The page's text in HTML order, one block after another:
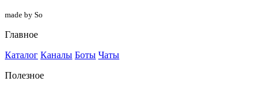
made by So
Главное
Каталог Каналы Боты Чаты
Полезное